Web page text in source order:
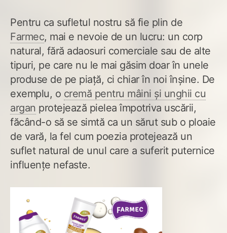
Pentru ca sufletul nostru să fie plin de
Farmec, mai e nevoie de un lucru: un corp
natural, fără adaosuri comerciale sau de alte
tipuri, pe care nu le mai găsim doar în unele
produse de pe piață, ci chiar în noi înșine. De
exemplu, o cremă pentru mâini și unghii cu
argan protejează pielea împotriva uscării,
făcând-o să se simtă ca un sărut sub o ploaie
de vară, la fel cum poezia protejează un
suflet natural de unul care a suferit puternice
influențe nefaste.